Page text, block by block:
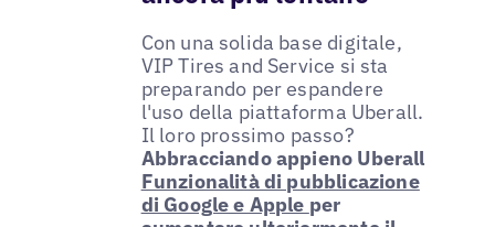
Con una solida base digitale,
VIP Tires and Service si sta
preparando per espandere
l'uso della piattaforma Uberall.
Il loro prossimo passo?
Abbracciando appieno Uberall
Funzionalità di pubblicazione
di Google e Apple per